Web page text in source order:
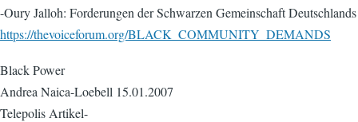
-Oury Jalloh: Forderungen der Schwarzen Gemeinschaft Deutschlands
https://thevoiceforum.org/BLACK_COMMUNITY_DEMANDS
Black Power
Andrea Naica-Loebell 15.01.2007
Telepolis Artikel-